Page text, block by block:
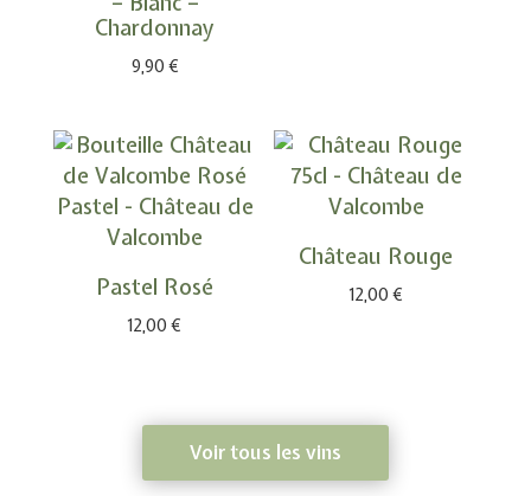
Chardonnay
9,90€
Pastel Rosé
12,00€
Château Rouge
12,00€
Voir tous les vins